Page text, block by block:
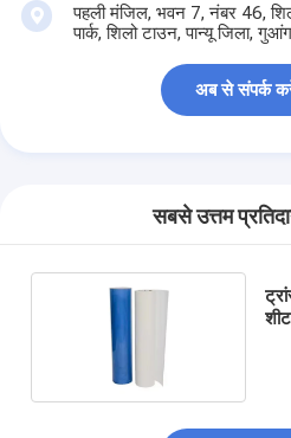
पहली मंजिल, भवन 7, नंबर 46,
पार्क, शिलो टाउन, पान्यू जिला,
अब से संपर्क
सबसे उत्तम